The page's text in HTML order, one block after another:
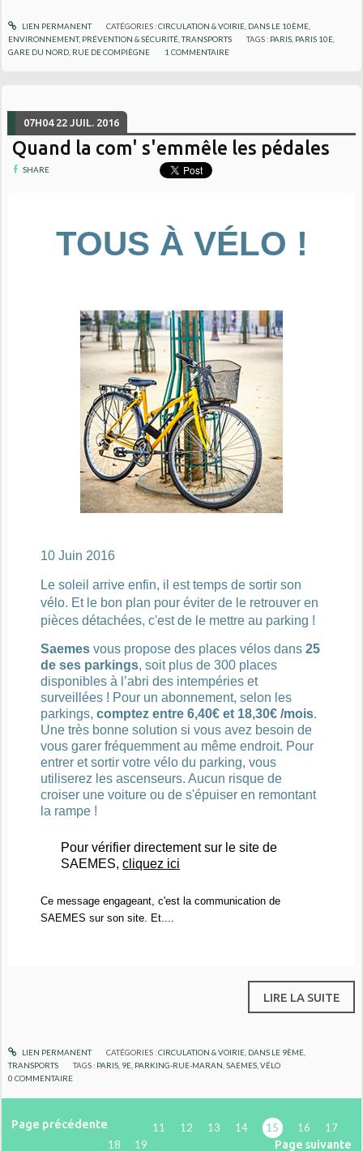
LIEN PERMANENT CATÉGORIES :CIRCULATION & VOIRIE, DANS LE 10ÈME,
ENVIRONNEMENT, PRÉVENTION & SÉCURITÉ ,TRANSPORTS TAGS : PARIS PARIS 10E
GARE DU NORD RUE DE COMPIÈGNE 1 COMMENTAIRE
07H04 22 JUIL. 2016
Quand la com' s'emmêle les pédales
SHARE
TOUS À VÉLO !
10 Juin 2016
Le soleil arrive enfin, il est temps de sortir son
vélo. Et le bon plan pour éviter de le retrouver en
pièces détachées, c'est de le mettre au parking !
Saemes vous propose des places vélos dans25
de ses parkings, soit plus de 300 places
disponibles à l’abri des intempéries et
surveillées ! Pour un abonnement, selon les
parkings,comptez entre 6,40€ et 18,30€ /mois.
Une très bonne solution si vous avez besoin de
vous garer fréquemment au même endroit. Pour
entrer et sortir votre vélo du parking, vous
utiliserez les ascenseurs. Aucun risque de
croiser une voiture ou de s'épuiser en remontant
la rampe !
Pour vérifier directement sur le site de
SAEMES,cliquez ici
Ce message engageant, c'est la communication de
SAEMES sur son site. Et....
LIRE LA SUITE
LIEN PERMANENT CATÉGORIES :CIRCULATION & VOIRIE, DANS LE 9ÈME,
TRANSPORTS
TAGS : PARIS 9E PARKING-RUE-MARAN ,SAEMES ,VÉLO
0 COMMENTAIRE
Page précédente 11 12 13 14 15 16
17
18
19 Page suivante